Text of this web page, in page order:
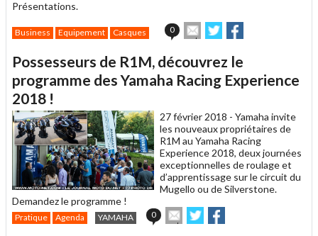
Présentations.
Business Equipement Casques 0
Envoyer
cet
à
un
ami
Partager
sur sur
Possesseurs de R1M, découvrez le
programme des Yamaha Racing Experience
2018 !
27 février 2018 - Yamaha invite
les nouveaux propriétaires de
R1M au Yamaha Racing
Experience 2018, deux journées
exceptionnelles de roulage et
d’apprentissage sur le circuit du
Mugello ou de Silverstone.
Demandez le programme !
Pratique Agenda YAMAHA 0
Envoyer
cet
Partager
sur sur